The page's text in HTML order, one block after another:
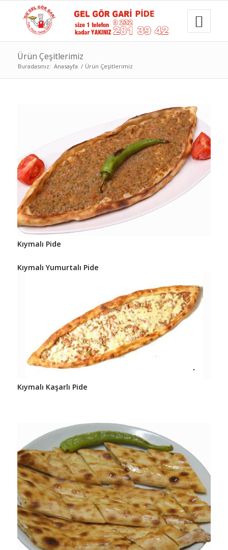
Ürün Çeşitlerimiz
Buradasınız: Anasayfa / Ürün Çeşitlerimiz
Kıymalı Pide
Kıymalı Yumurtalı Pide
Kıymalı Kaşarlı Pide